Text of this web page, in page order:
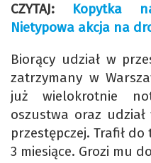
CZYTAJ: Kopytka
Nietypowa akcja na
Biorący udział w
zatrzymany w
już wielokrotnie
oszustwa oraz
przestępczej. Trafił
3 miesiące. Grozi mu